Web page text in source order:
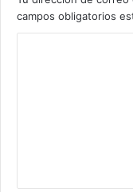
campos obligatorios